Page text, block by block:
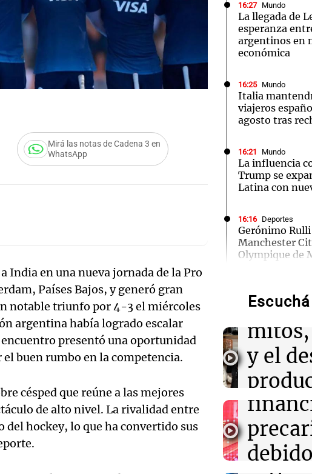
Mirá las notas de Cadena 3 en
WhatsApp
India en una nueva jornada de la Pro
Países Bajos, y generó gran
notable triunfo por 4-3 el miércoles
argentina había logrado escalar
presentó una oportunidad
buen rumbo en la competencia.
césped que reúne a las mejores
de alto nivel. La rivalidad entre
hockey, lo que ha convertido sus
16:27 Mundo
La llegada de
esperanza
argentinos en
económica
16:25 Mundo
Italia
viajeros
agosto tras
16:21 Mundo
La influencia
Trump se
Latina con
16:16 Deportes
Gerónimo Rulli
Manchester
Olympique de
Incendio en
la casa de
16:15 Mundo
Cameron
FEMA tras su
Senado de
16:11
Falleció
influyente
transformó la
Audio.
de la
mitos,
y el
Viva la Radio
Episodios
Audio.
Audio.
Audio.
La Sole en Cadena 3
Notas
El huracán de Arequito Cadena 3